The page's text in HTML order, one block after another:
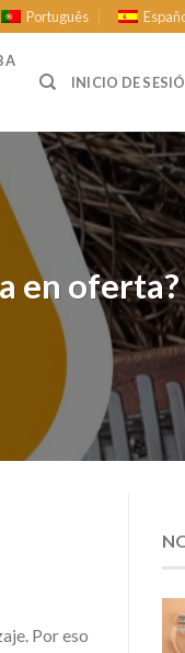
Português
INICIO DE
en oferta?
Por eso